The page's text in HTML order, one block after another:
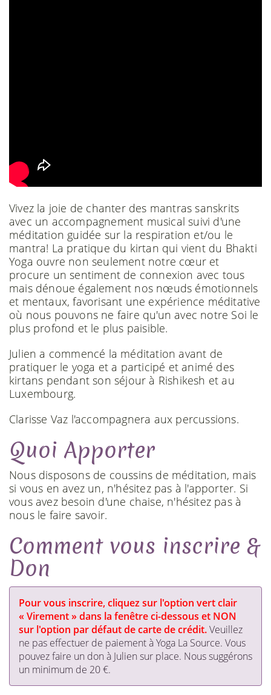
Vivez la joie de chanter des mantras sanskrits
avec un accompagnement musical suivi d'une
méditation guidée sur la respiration et/ou le
mantra! La pratique du kirtan qui vient du Bhakti
Yoga ouvre non seulement notre cœur et
procure un sentiment de connexion avec tous
mais dénoue également nos nœuds émotionnels
et mentaux, favorisant une expérience méditative
où nous pouvons ne faire qu'un avec notre Soi le
plus profond et le plus paisible.
Julien a commencé la méditation avant de
pratiquer le yoga et a participé et animé des
kirtans pendant son séjour à Rishikesh et au
Luxembourg.
Clarisse Vaz l'accompagnera aux percussions.
Quoi Apporter
Nous disposons de coussins de méditation, mais
si vous en avez un, n'hésitez pas à l'apporter. Si
vous avez besoin d'une chaise, n'hésitez pas à
nous le faire savoir.
Comment vous inscrire &
Don
Pour vous inscrire, cliquez sur l'option vert clair
« Virement » dans la fenêtre ci-dessous et NON
sur l'option par défaut de carte de crédit.Veuillez
ne pas effectuer de paiement à Yoga La Source. Vous
pouvez faire un don à Julien sur place. Nous suggérons
un minimum de 20 €.